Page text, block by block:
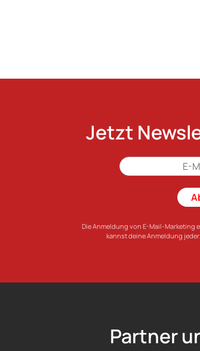
Jetzt
Die Anmeldung von E-Mail-Marketing
kannst deine Anmeldung
Partner